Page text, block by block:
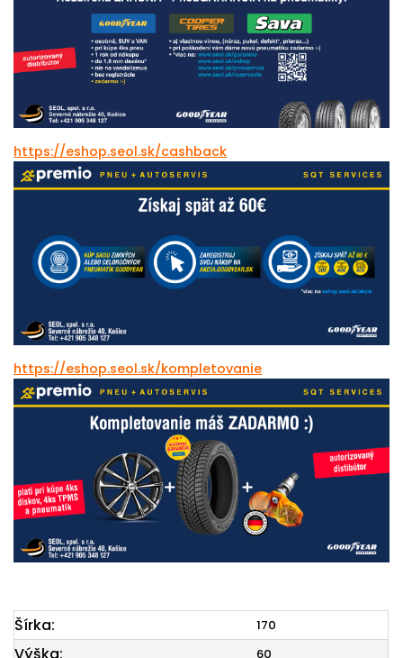
https://eshop.seol.sk/cashback
https://eshop.seol.sk/kompletovanie
Šírka: 170
60